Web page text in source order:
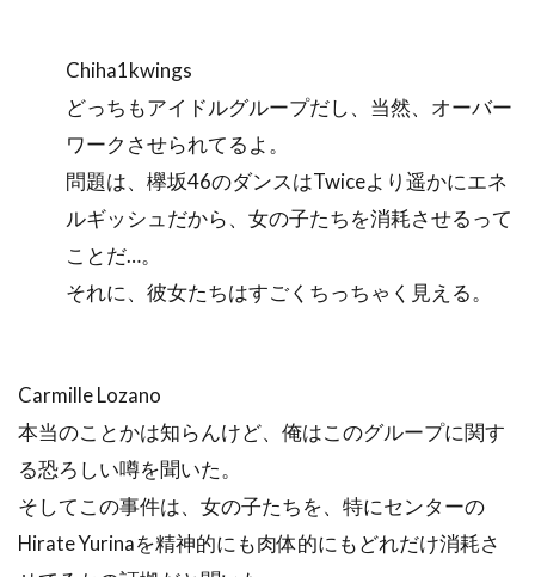
Chiha1kwings
どっちもアイドルグループだし、当然、オーバー
ワークさせられてるよ。
問題は、欅坂46のダンスはTwiceより遥かにエネ
ルギッシュだから、女の子たちを消耗させるって
ことだ…。
それに、彼女たちはすごくちっちゃく見える。
Carmille Lozano
本当のことかは知らんけど、俺はこのグループに関す
る恐ろしい噂を聞いた。
そしてこの事件は、女の子たちを、特にセンターの
Hirate Yurinaを精神的にも肉体的にもどれだけ消耗さ